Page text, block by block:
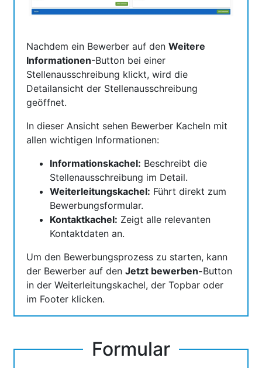
Nachdem ein Bewerber auf den Weitere
Informationen-Button bei einer
Stellenausschreibung klickt, wird die
Detailansicht der Stellenausschreibung
geöffnet.
In dieser Ansicht sehen Bewerber Kacheln mit
allen wichtigen Informationen:
Informationskachel: Beschreibt die
Stellenausschreibung im Detail.
Weiterleitungskachel: Führt direkt zum
Bewerbungsformular.
Kontaktkachel: Zeigt alle relevanten
Kontaktdaten an.
Um den Bewerbungsprozess zu starten, kann
der Bewerber auf den Jetzt bewerben-Button
in der Weiterleitungskachel, der Topbar oder
im Footer klicken.
Formular